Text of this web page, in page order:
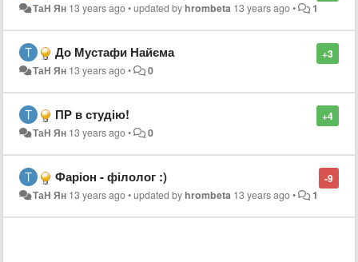
ТаН Ян 13 years ago•updated byhrombeta 13 years ago• 1
+3
До Мустафи Найєма
ТаН Ян 13 years ago• 0
+4
ПР в студію!
ТаН Ян 13 years ago• 0
-9
Фаріон - філолог :)
ТаН Ян 13 years ago•updated byhrombeta 13 years ago• 1